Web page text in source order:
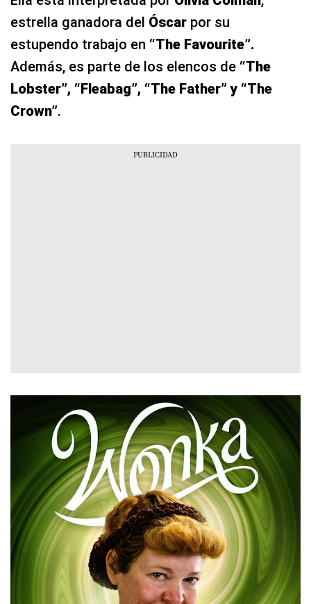
estrella ganadora del Óscar por su
estupendo trabajo en “The Favourite”.
Además, es parte de los elencos de “The
Lobster”, “Fleabag”, “The Father” y “The
Crown”.